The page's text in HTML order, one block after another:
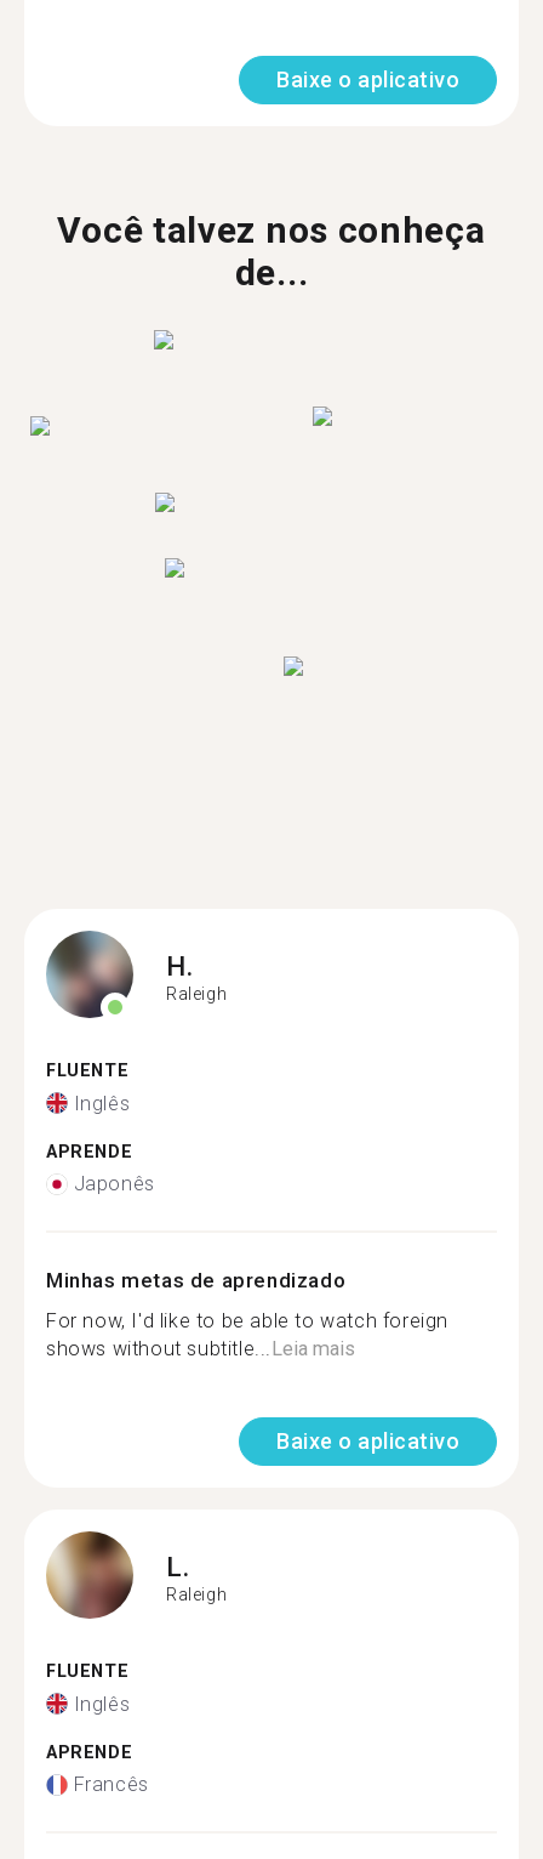
Baixe o aplicativo
Você talvez nos conheça
de...
H.
Raleigh
FLUENTE
Inglês
APRENDE
Japonês
Minhas metas de aprendizado
For now, I'd like to be able to watch foreign
shows without subtitle...Leia mais
Baixe o aplicativo
L.
Raleigh
FLUENTE
Inglês
APRENDE
Francês